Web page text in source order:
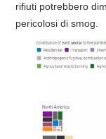
rifiuti potrebbero
pericolosi di smog.